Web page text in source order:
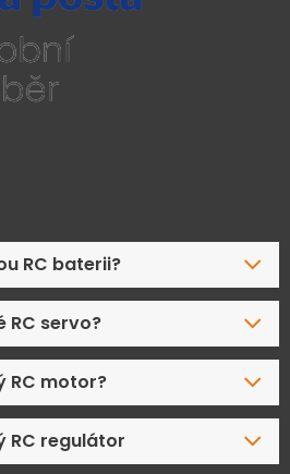
RC baterii?
servo?
RC motor?
RC regulátor